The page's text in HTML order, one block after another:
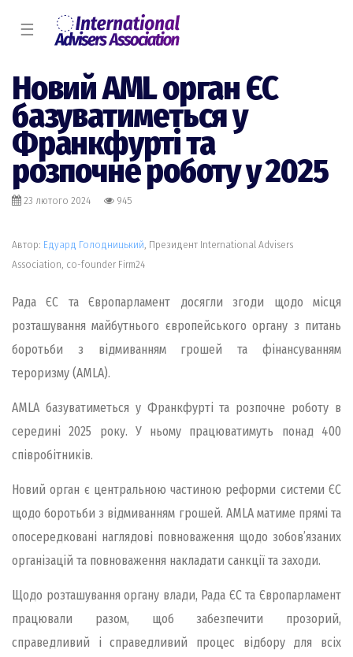
☰
Новий AML орган ЄС
базуватиметься у
Франкфурті та
розпочне роботу у 2025
23 лютого 2024 945
Автор: Едуард Голодницький , Президент International Advisers
Association, co-founder Firm24
Рада ЄС та Європарламент досягли згоди щодо місця
розташування майбутнього європейського органу з питань
боротьби з відмиванням грошей та фінансуванням
тероризму (AMLA).
AMLA базуватиметься у Франкфурті та розпочне роботу в
середині 2025 року. У ньому працюватимуть понад 400
співробітників.
Новий орган є центральною частиною реформи системи ЄС
щодо боротьби з відмиванням грошей. AMLA матиме прямі та
опосередковані наглядові повноваження щодо зобов’язаних
організацій та повноваження накладати санкції та заходи.
Щодо розташування органу влади, Рада ЄС та Європарламент
працювали разом, щоб забезпечити прозорий,
справедливий і справедливий процес відбору для всіх